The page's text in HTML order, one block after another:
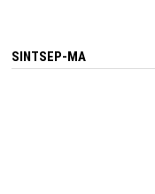
SINTSEP-MA